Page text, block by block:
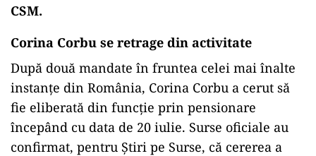
CSM.
Corina Corbu se retrage din activitate
După două mandate în fruntea celei mai înalte
instanțe din România, Corina Corbu a cerut să
fie eliberată din funcție prin pensionare
începând cu data de 20 iulie. Surse oficiale au
confirmat, pentru Știri pe Surse, că cererea a